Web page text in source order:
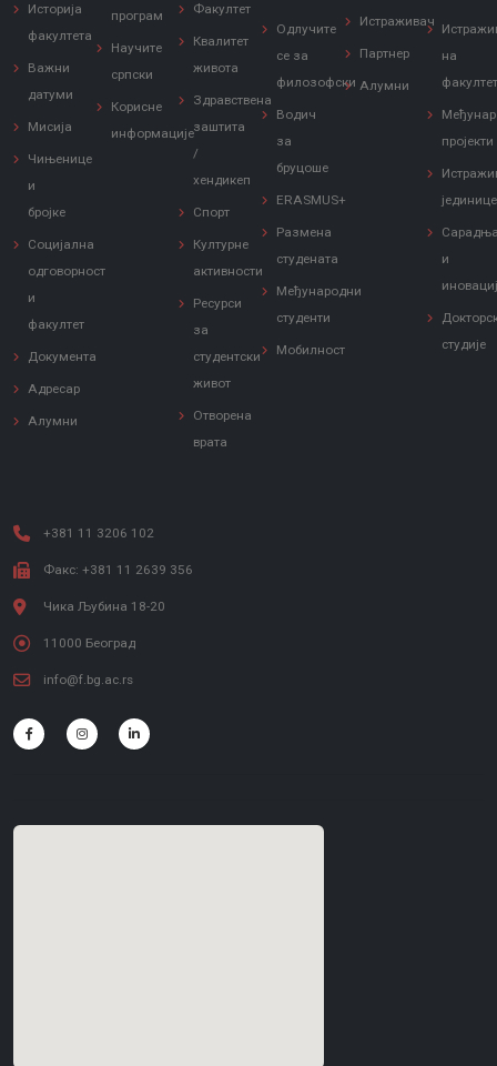
Историја
факултета
Важни
датуми
Мисија
Чињенице
и
бројке
Социјална
одговорност
и
факултет
Документа
Адресар
Алумни
програм
Научите
српски
Корисне
информације
Факултет
Квалитет
живота
Здравствена
заштита
/
хендикеп
Спорт
Културне
активности
Ресурси
за
студентски
живот
Отворена
врата
Одлучите
се за
филозофски
Водич
за
бруцоше
ERASMUS+
Размена
студената
Међународни
студенти
Мобилност
Истраживач
Партнер
Алумни
на
пројекти
јединице
и
студије
+381 11 3206 102
Факс: +381 11 2639 356
Чика Љубина 18-20
11000 Београд
info@f.bg.ac.rs